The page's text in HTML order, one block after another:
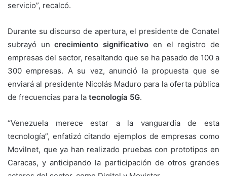
servicio”, recalcó.
Durante su discurso de apertura, el presidente de Conatel
subrayó uncrecimiento significativo en el registro de
empresas del sector, resaltando que se ha pasado de 100 a
300 empresas. A su vez, anunció la propuesta que se
enviará al presidente Nicolás Maduro para la oferta pública
de frecuencias para la tecnología 5G.
“Venezuela merece estar a la vanguardia de esta
tecnología”, enfatizó citando ejemplos de empresas como
Movilnet, que ya han realizado pruebas con prototipos en
Caracas, y anticipando la participación de otros grandes